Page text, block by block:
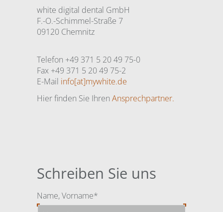
white digital dental GmbH
F.-O.-Schimmel-Straße 7
09120 Chemnitz
Telefon +49 371 5 20 49 75-0
Fax +49 371 5 20 49 75-2
E-Mail info[at]mywhite.de
Hier finden Sie Ihren Ansprechpartner.
Schreiben Sie uns
Pflichtfeld
Name, Vorname*